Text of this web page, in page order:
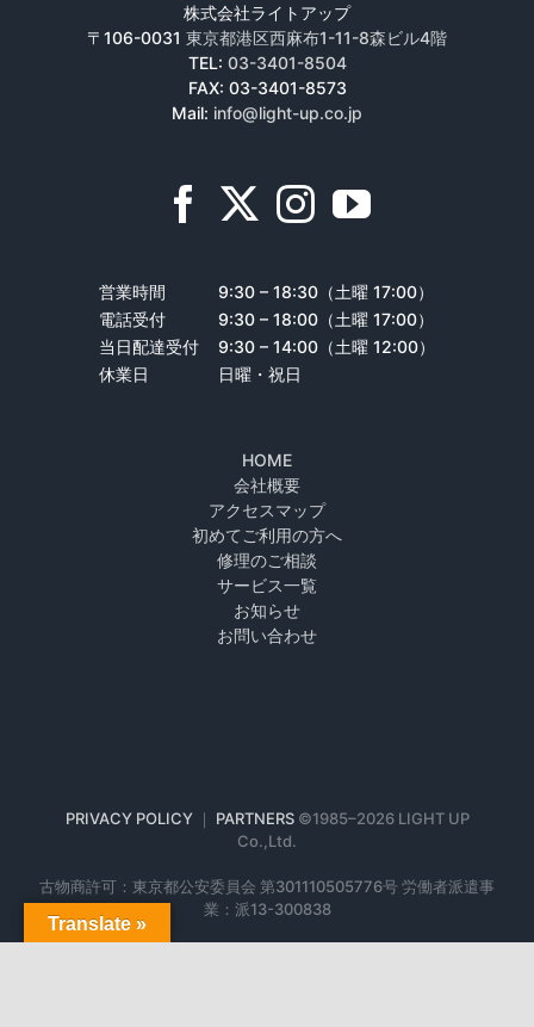
株式会社ライトアップ
〒106-0031 東京都港区西麻布1-11-8森ビル4階
TEL: 03-3401-8504
FAX: 03-3401-8573
Mail: info@light-up.co.jp
営業時間
9:30 – 18:30（土曜 17:00）
電話受付
9:30 – 18:00（土曜 17:00）
当日配達受付
9:30 – 14:00（土曜 12:00）
休業日
日曜・祝日
HOME
会社概要
アクセスマップ
初めてご利用の方へ
修理のご相談
サービス一覧
お知らせ
お問い合わせ
PRIVACY POLICY｜ PARTNERS ©1985–2026 LIGHT UP
Co.,Ltd.
古物商許可：東京都公安委員会 第301110505776号 労働者派遣事
業：派13-300838
Translate »